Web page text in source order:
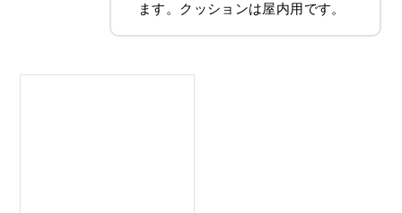
ます。クッションは屋内用です。